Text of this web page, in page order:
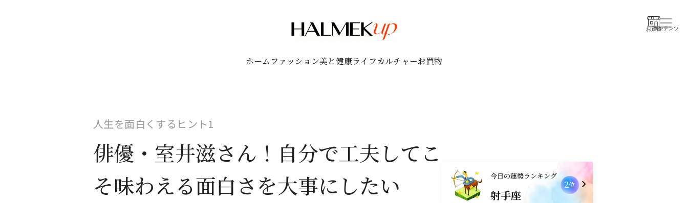
お買物コンテンツ
ホーム ファッション美と健康ライフカルチャーお買物
人生を面白くするヒント1
俳優・室井滋さん！自分で工夫してこ
そ味わえる面白さを大事にしたい
今日の運勢ランキング
射手座
2位